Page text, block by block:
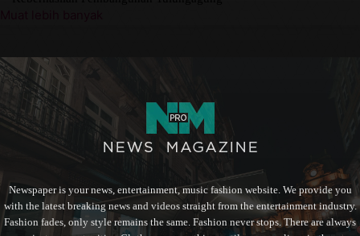
Newspaper is your news, entertainment, music fashion website. We provide you
with the latest breaking news and videos straight from the entertainment industry.
Fashion fades, only style remains the same. Fashion never stops. There are always